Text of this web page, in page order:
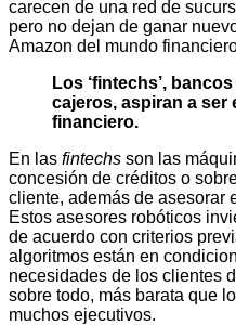
carecen de una red de
pero no dejan de ganar
Amazon del mundo
Los ‘fintechs’,
cajeros, aspiran a ser
financiero.
En las fintechs son las
concesión de créditos o
cliente, además de asesorar
Estos asesores robóticos
de acuerdo con criterios
algoritmos están en
necesidades de los clientes
sobre todo, más barata que
muchos ejecutivos.